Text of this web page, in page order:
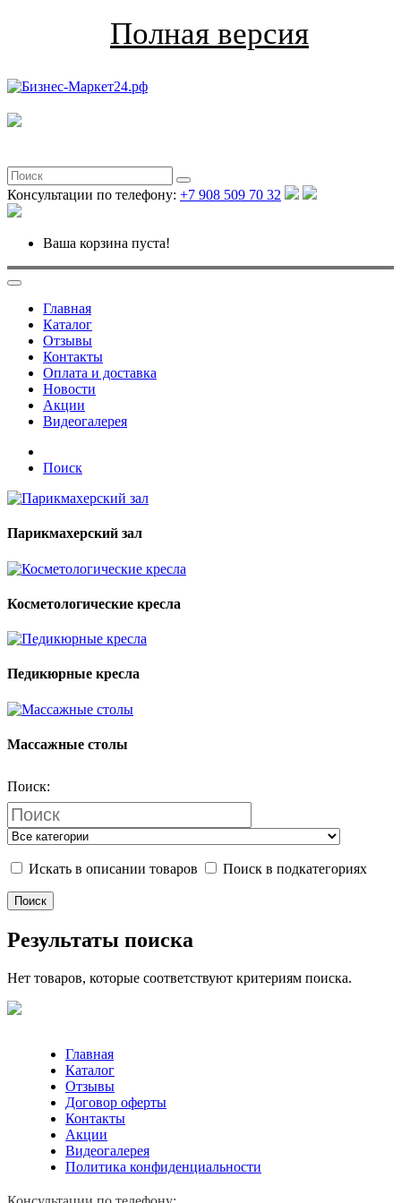
Полная версия
Консультации по телефону: +7 908 509 70 32
Ваша корзина пуста!
Главная
Каталог
Отзывы
Контакты
Оплата и доставка
Новости
Акции
Видеогалерея
Поиск
Парикмахерский зал
Косметологические кресла
Педикюрные кресла
Массажные столы
Поиск:
Искать в описании товаров Поиск в подкатегориях
Результаты поиска
Нет товаров, которые соответствуют критериям поиска.
Главная
Каталог
Отзывы
Договор оферты
Контакты
Акции
Видеогалерея
Политика конфиденциальности